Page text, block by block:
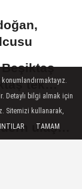
tek
ulaşım
Detaylı bilgi almak için
Sitemizi kullanarak,
TAMAM